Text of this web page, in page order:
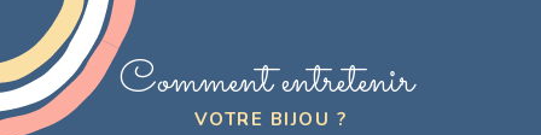
Comment entretenir
VOTRE BIJOU ?